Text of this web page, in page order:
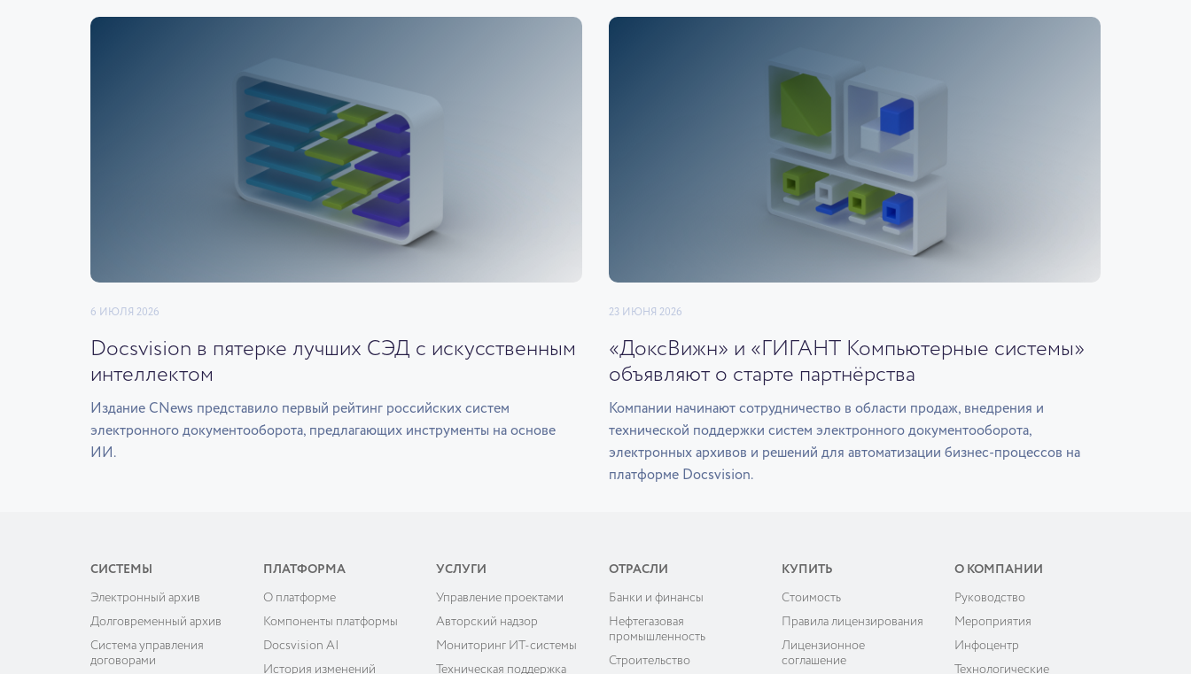
6 ИЮЛЯ 2026
Docsvision в пятерке лучших СЭД с искусственным
интеллектом
Издание CNews представило первый рейтинг российских систем
электронного документооборота, предлагающих инструменты на основе
ИИ.
23 ИЮНЯ 2026
«ДоксВижн» и «ГИГАНТ Компьютерные системы»
объявляют о старте партнёрства
Компании начинают сотрудничество в области продаж, внедрения и
технической поддержки систем электронного документооборота,
электронных архивов и решений для автоматизации бизнес-процессов на
платформе Docsvision.
СИСТЕМЫ
Электронный архив
Долговременный архив
Система управления
договорами
ПЛАТФОРМА
О платформе
Компоненты платформы
Docsvision AI
История изменений
УСЛУГИ
Управление проектами
Авторский надзор
Мониторинг ИТ-системы
Техническая поддержка
ОТРАСЛИ
Банки и финансы
Нефтегазовая
промышленность
Строительство
КУПИТЬ
Cтоимость
Правила лицензирования
Лицензионное
соглашение
О КОМПАНИИ
Руководство
Мероприятия
Инфоцентр
Технологические